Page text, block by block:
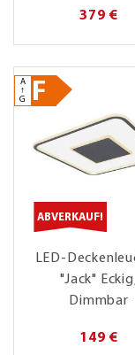
379 €
A
↑
G
F
ABVERKAUF!
LED-
"Jack"
Dimmbar
149 €